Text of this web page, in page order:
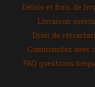
Délais et frais de
Livraison
Droit de
Commandez avec
FAQ questions